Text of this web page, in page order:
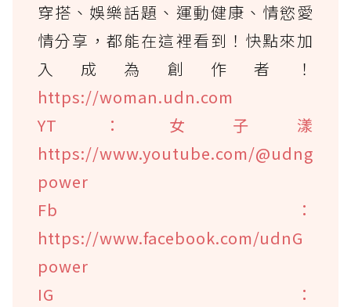
穿搭、娛樂話題、運動健康、情慾愛
情分享，都能在這裡看到！快點來加
入成為創作者！
https://woman.udn.com
YT：女子漾
https://www.youtube.com/@udng
power
Fb：
https://www.facebook.com/udnG
power
IG：